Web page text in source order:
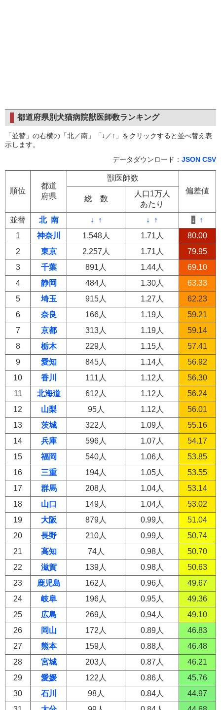
都道府県別犬猫病院獣医師数ランキング
「並替」の右横の「北／南」「↓／↑」をクリックすると並べ替え表
示します。
データダウンロード： JSON CSV
順位
都道
府県
獣医師数
偏差値
総 数
人口1万人
あたり
並替
北 南 ↓ ↑ ↓ ↑ ↓
↑
1
神奈川 1,548人 1.71人
80.00
2
東京 2,257人 1.71人
79.95
3
千葉 891人 1.44人
69.10
4
静岡 484人 1.30人
63.33
5
埼玉 915人 1.27人
62.23
6
奈良 166人 1.19人
59.21
7
京都 313人 1.19人
59.14
8
栃木 229人 1.15人
57.41
9
愛知 845人 1.14人
56.92
10
香川 111人 1.12人
56.30
11
北海道 612人 1.12人
56.24
12
山梨 95人 1.12人
56.01
13
茨城 322人 1.09人
55.16
14
兵庫 596人 1.07人
54.17
15
福岡 540人 1.06人
53.85
16
三重 194人 1.05人
53.55
17
群馬 208人 1.04人
53.14
18
山口 149人 1.04人
53.02
19
大阪 879人 0.99人
51.04
20
長野 210人 0.99人
50.74
21
高知 74人 0.98人
50.70
22
滋賀 139人 0.98人
50.63
23
鹿児島 162人 0.96人
49.67
24
岐阜 196人 0.95人
49.36
25
広島 269人 0.94人
49.10
26
岡山 172人 0.89人
46.83
27
熊本 159人 0.88人
46.48
28
宮城 203人 0.87人
46.21
29
愛媛 122人 0.86人
45.76
30
石川 98人 0.84人
44.97